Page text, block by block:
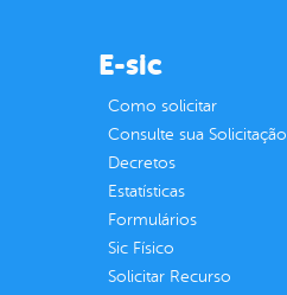
E-sic
Como solicitar
Consulte sua Solicitação
Decretos
Estatísticas
Formulários
Sic Físico
Solicitar Recurso